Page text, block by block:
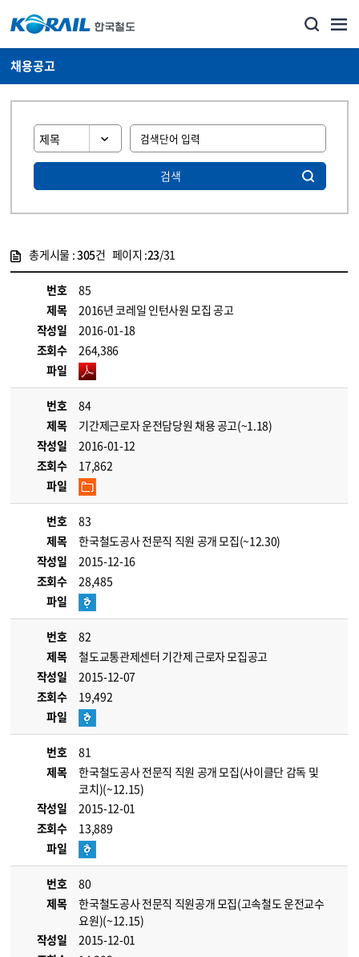
채용공고
검색
총게시물 :305건 페이지 :23/31
번호
85
제목
2016년 코레일 인턴사원 모집 공고
작성일
2016-01-18
조회수
264,386
파일
번호
84
제목
기간제근로자 운전담당원 채용 공고(~1.18)
작성일
2016-01-12
조회수
17,862
파일
번호
83
제목
한국철도공사 전문직 직원 공개 모집(~12.30)
작성일
2015-12-16
조회수
28,485
파일
번호
82
제목
철도교통관제센터 기간제 근로자 모집공고
작성일
2015-12-07
조회수
19,492
파일
번호
81
제목
한국철도공사 전문직 직원 공개 모집(사이클단 감독 및
코치)(~12.15)
작성일
2015-12-01
조회수
13,889
파일
번호
80
제목
한국철도공사 전문직 직원공개 모집(고속철도 운전교수
요원)(~12.15)
작성일
2015-12-01